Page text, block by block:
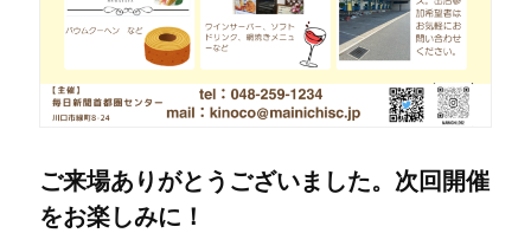
ご来場ありがとうございました。次回開催
をお楽しみに！